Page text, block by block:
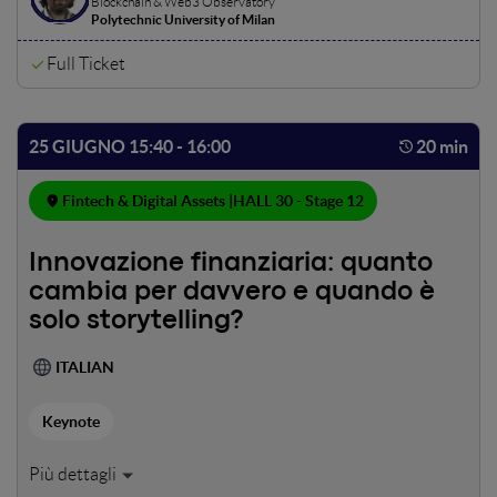
Polytechnic University of Milan
Full Ticket
25 GIUGNO 15:40 - 16:00 20 min
Fintech & Digital Assets | HALL 30 - Stage 12
Innovazione finanziaria: quanto
cambia per davvero e quando è
solo storytelling?
ITALIAN
Keynote
Ogni fase di cambiamento ha avuto i suoi “no” e i suoi “non